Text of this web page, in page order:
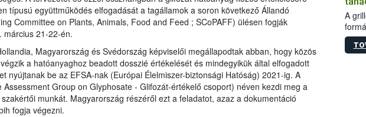
típusú együttműködés elfogadását a tagállamok a soron következő Állandó
Committee on Plants, Animals, Food and Feed ; SCoPAFF) ülésen fogják
március 21-22-én.
Magyarország és Svédország képviselői megállapodtak abban, hogy közös
a hatóanyaghoz beadott dosszié értékelését és mindegyikük által elfogadott
nyújtanak be az EFSA-nak (Európai Élelmiszer-biztonsági Hatóság) 2021-ig. A
Assessment Group on Glyphosate - Glifozát-értékelő csoport) néven kezdi meg a
munkát. Magyarország részéről ezt a feladatot, azaz a dokumentáció
fogja végezni.
A